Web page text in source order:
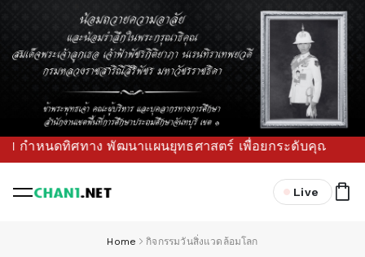
หนดทิศทาง พัฒนาแผนยุทธศาสตร์ เพื่อยกระดับคุณภาพการ
Live
Home กิจกรรมวันสิ่งแวดล้อมโลก